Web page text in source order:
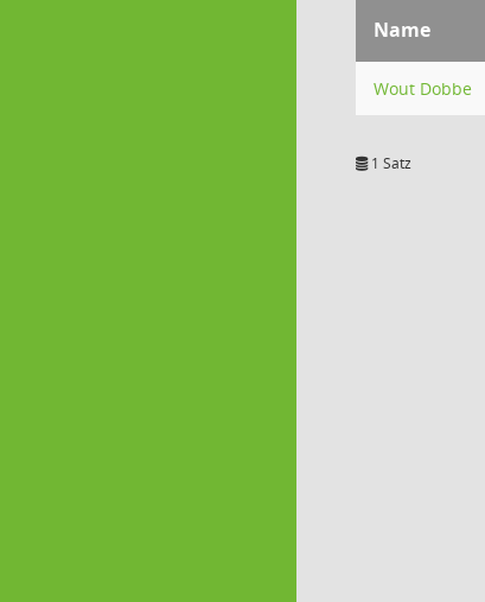
Name
Wout Dobbe
1 Satz